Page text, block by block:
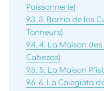
Poissonnerie)
9.3.3. Barrio de los
Tanneurs)
9.4.4. La Maison des
Cabezas)
9.5.5. La Maison
9.6.6. La Colegiata